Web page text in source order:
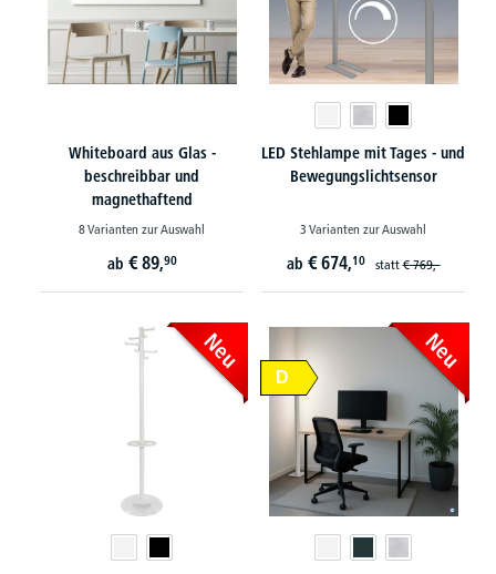
Whiteboard aus Glas -
beschreibbar und
magnethaftend
8 Varianten zur Auswahl
ab € 89,90
LED Stehlampe mit Tages - und
Bewegungslichtsensor
3 Varianten zur Auswahl
ab € 674,10 statt€ 769,-
Neu
D
Neu